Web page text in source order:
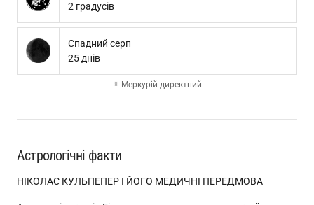
2 градусів
Спадний серп
25 днів
☿ Меркурій директний
Астрологічні факти
НІКОЛАС КУЛЬПЕПЕР І ЙОГО МЕДИЧНІ ПЕРЕДМОВА